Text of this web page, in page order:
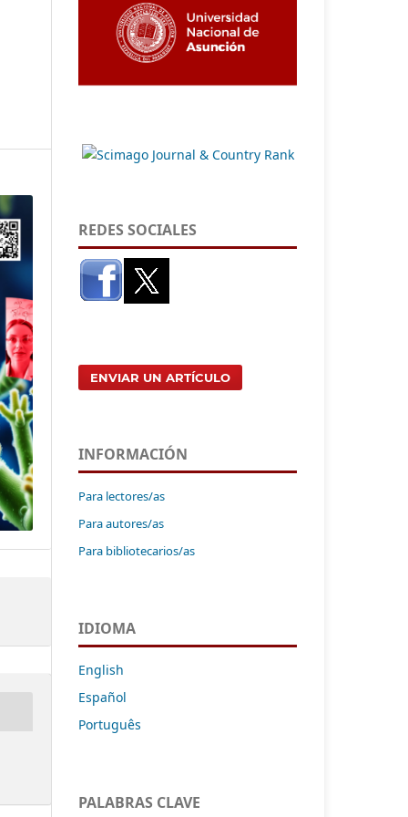
REDES SOCIALES
ENVIAR UN ARTÍCULO
INFORMACIÓN
Para lectores/as
Para autores/as
Para bibliotecarios/as
IDIOMA
English
Español
Português
PALABRAS CLAVE